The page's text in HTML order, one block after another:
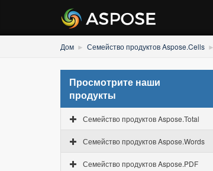
Дом Семейство продуктов Aspose.Cells
Просмотрите наши
продукты
Семейство продуктов Aspose.Total
Семейство продуктов Aspose.Words
Семейство продуктов Aspose.PDF